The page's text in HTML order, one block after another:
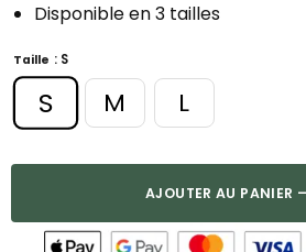
Disponible en 3 tailles
Taille : S
S M L
AJOUTER AU PANIER